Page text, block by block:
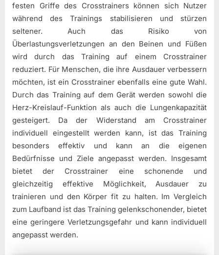
festen Griffe des Crosstrainers können sich Nutzer
während des Trainings stabilisieren und stürzen
seltener. Auch das Risiko von
Überlastungsverletzungen an den Beinen und Füßen
wird durch das Training auf einem Crosstrainer
reduziert. Für Menschen, die ihre Ausdauer verbessern
möchten, ist ein Crosstrainer ebenfalls eine gute Wahl.
Durch das Training auf dem Gerät werden sowohl die
Herz-Kreislauf-Funktion als auch die Lungenkapazität
gesteigert. Da der Widerstand am Crosstrainer
individuell eingestellt werden kann, ist das Training
besonders effektiv und kann an die eigenen
Bedürfnisse und Ziele angepasst werden. Insgesamt
bietet der Crosstrainer eine schonende und
gleichzeitig effektive Möglichkeit, Ausdauer zu
trainieren und den Körper fit zu halten. Im Vergleich
zum Laufband ist das Training gelenkschonender, bietet
eine geringere Verletzungsgefahr und kann individuell
angepasst werden.